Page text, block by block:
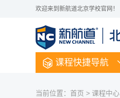
欢迎来到新航道北京学校官网！
课程快捷导航
当前位置： 首页 > 课程中心